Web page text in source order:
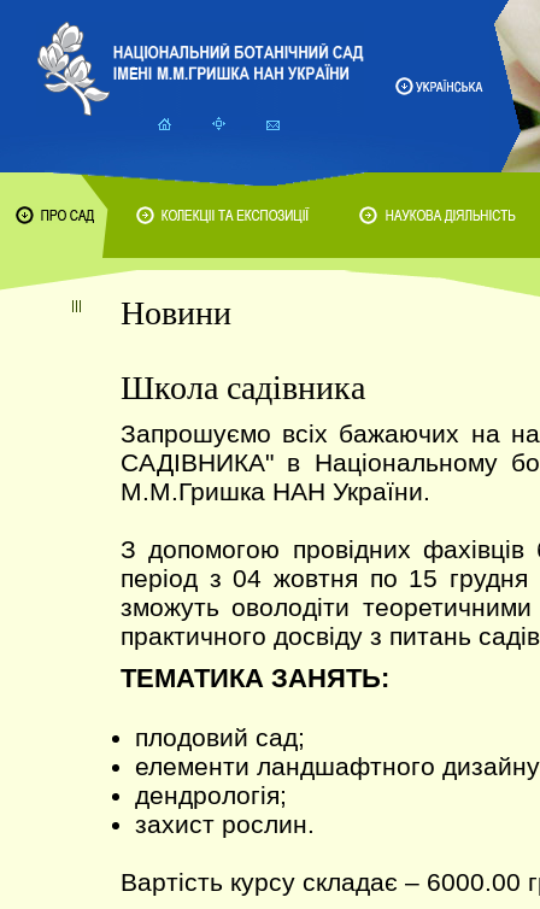
Новини
Школа садівника
Запрошуємо всіх бажаючих на
САДІВНИКА" в Національному
М.М.Гришка НАН України.
З допомогою провідних фахівців
період з 04 жовтня по 15
зможуть оволодіти
практичного досвіду з питань
ТЕМАТИКА ЗАНЯТЬ:
плодовий сад;
елементи ландшафтного
дендрологія;
захист рослин.
Вартість курсу складає – 6000.00